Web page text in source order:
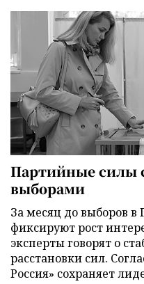
Партийные силы
выборами
За месяц до выборов в
фиксируют рост
эксперты говорят о
расстановки сил.
Россия» сохраняет